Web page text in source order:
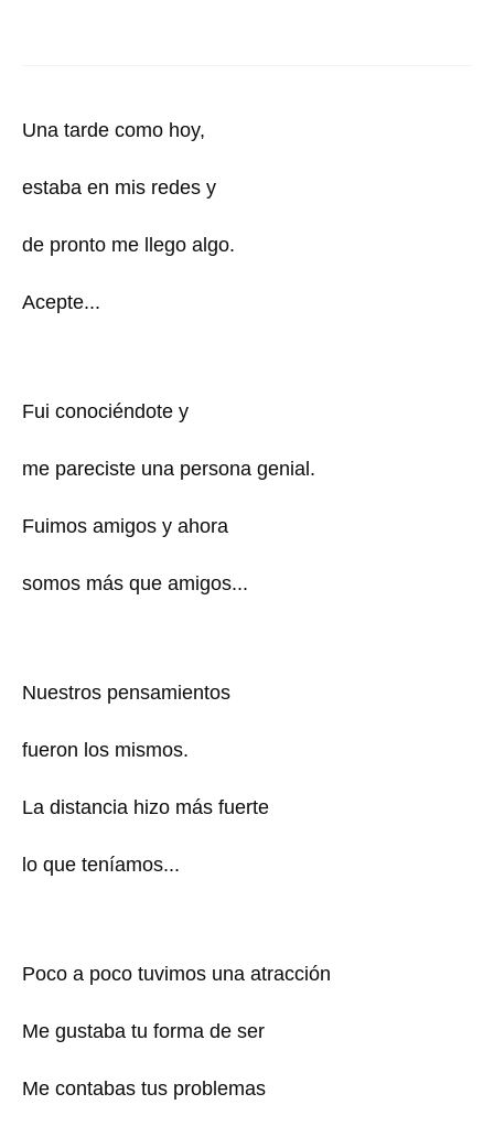
Una tarde como hoy,
estaba en mis redes y
de pronto me llego algo.
Acepte...
Fui conociéndote y
me pareciste una persona genial.
Fuimos amigos y ahora
somos más que amigos...
Nuestros pensamientos
fueron los mismos.
La distancia hizo más fuerte
lo que teníamos...
Poco a poco tuvimos una atracción
Me gustaba tu forma de ser
Me contabas tus problemas